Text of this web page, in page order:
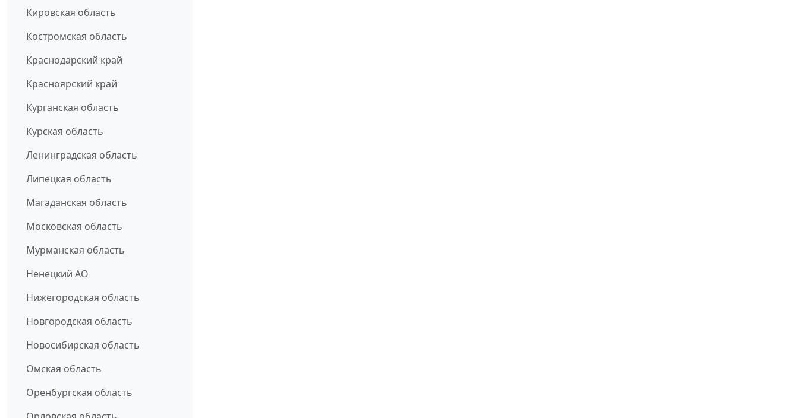
Кировская область
Костромская область
Краснодарский край
Красноярский край
Курганская область
Курская область
Ленинградская область
Липецкая область
Магаданская область
Московская область
Мурманская область
Ненецкий АО
Нижегородская область
Новгородская область
Новосибирская область
Омская область
Оренбургская область